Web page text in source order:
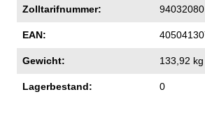
Zolltarifnummer: 94032080
EAN:
Gewicht: 133,92 kg
Lagerbestand: 0